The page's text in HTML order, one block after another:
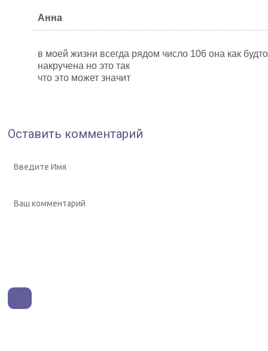
Анна
в моей жизни всегда рядом число 106 она как
накручена но это так
что это может значит
Оставить комментарий